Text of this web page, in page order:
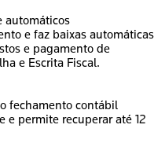
automáticos
e faz baixas automáticas
e pagamento de
e Escrita Fiscal.
fechamento contábil
e permite recuperar até 12